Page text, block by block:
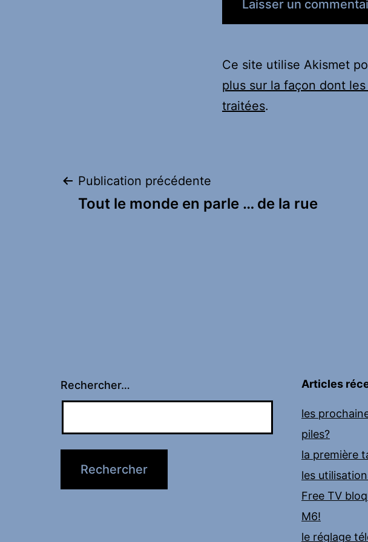
Ce site utilise Akismet
plus sur la façon dont
traitées.
Navigation
Publication précédente
Tout le monde en parle … de la rue
Rechercher… Articles
les
piles?
la première
les
Free TV
M6!
le réglage